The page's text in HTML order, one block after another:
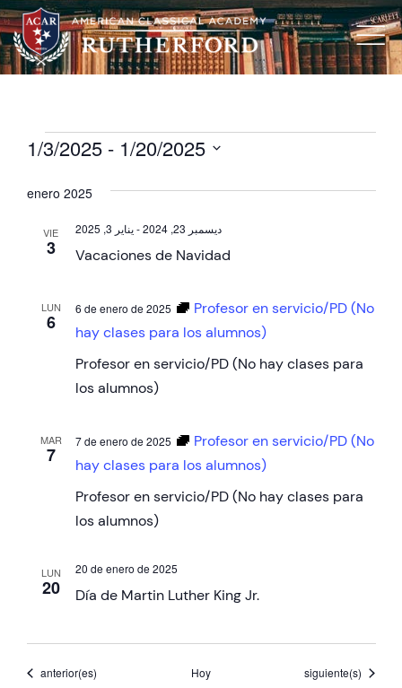
1/3/2025 - 1/20/2025
enero 2025
VIE
3 Vacaciones de Navidad
ديسمبر 23, 2024 -يناير 3, 2025
LUN
6
Profesor en servicio/PD (No hay clases para
los alumnos)
6 de enero de 2025
Profesor en servicio/PD (No
hay clases para los alumnos)
MAR
7
Profesor en servicio/PD (No hay clases para
los alumnos)
7 de enero de 2025
Profesor en servicio/PD (No
hay clases para los alumnos)
LUN
20 Día de Martin Luther King Jr.
20 de enero de 2025
Eventos
anterior(es) Hoy Eventos
siguiente(s)